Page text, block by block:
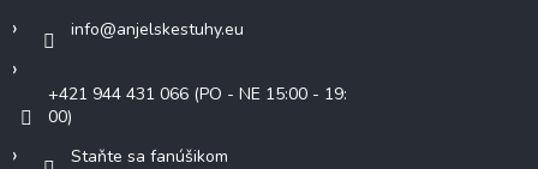
info@anjelskestuhy.eu
+421 944 431 066 (PO - NE 15:00 - 19:
00)
Staňte sa fanúšikom